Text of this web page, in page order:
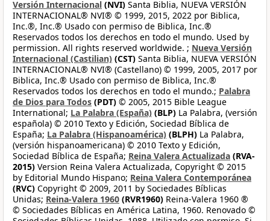
Versión Internacional (NVI) Santa Biblia, NUEVA VERSIÓN
INTERNACIONAL® NVI® © 1999, 2015, 2022 por Biblica,
Inc.®, Inc.® Usado con permiso de Biblica, Inc.®
Reservados todos los derechos en todo el mundo. Used by
permission. All rights reserved worldwide. ; Nueva Versión
Internacional (Castilian) (CST) Santa Biblia, NUEVA VERSIÓN
INTERNACIONAL® NVI® (Castellano) © 1999, 2005, 2017 por
Biblica, Inc.® Usado con permiso de Biblica, Inc.®
Reservados todos los derechos en todo el mundo.; Palabra
de Dios para Todos (PDT) © 2005, 2015 Bible League
International; La Palabra (España) (BLP) La Palabra, (versión
española) © 2010 Texto y Edición, Sociedad Bíblica de
España; La Palabra (Hispanoamérica) (BLPH) La Palabra,
(versión hispanoamericana) © 2010 Texto y Edición,
Sociedad Bíblica de España; Reina Valera Actualizada (RVA-
2015) Version Reina Valera Actualizada, Copyright © 2015
by Editorial Mundo Hispano; Reina Valera Contemporánea
(RVC) Copyright © 2009, 2011 by Sociedades Bíblicas
Unidas; Reina-Valera 1960 (RVR1960) Reina-Valera 1960 ®
© Sociedades Bíblicas en América Latina, 1960. Renovado ©